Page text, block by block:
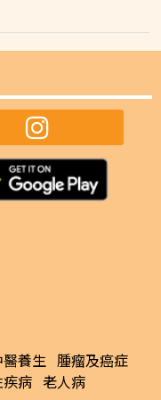
醫養生 腫瘤及癌症
病 老人病